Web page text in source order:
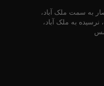
به سمت ملک آباد،
نرسیده به ملک آباد،